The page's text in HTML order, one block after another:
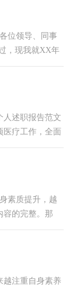
位领导、同事
，现我就XX年
述职报告范文
医疗工作，全面
素质提升，越
容的完整。那
越注重自身素养